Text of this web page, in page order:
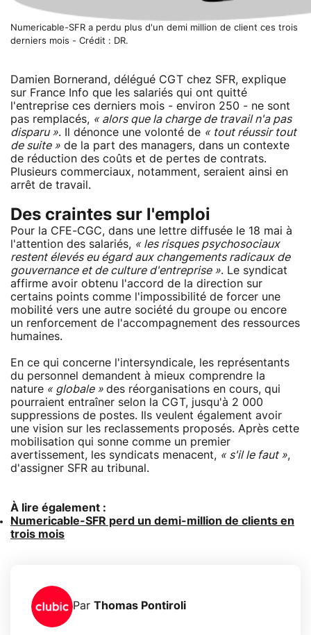
Numericable-SFR a perdu plus d'un demi million de client ces trois
derniers mois - Crédit : DR.
Damien Bornerand, délégué CGT chez SFR, explique
sur France Info que les salariés qui ont quitté
l'entreprise ces derniers mois - environ 250 - ne sont
pas remplacés, « alors que la charge de travail n'a pas
disparu ». Il dénonce une volonté de « tout réussir tout
de suite » de la part des managers, dans un contexte
de réduction des coûts et de pertes de contrats.
Plusieurs commerciaux, notamment, seraient ainsi en
arrêt de travail.
Des craintes sur l'emploi
Pour la CFE-CGC, dans une lettre diffusée le 18 mai à
l'attention des salariés, « les risques psychosociaux
restent élevés eu égard aux changements radicaux de
gouvernance et de culture d'entreprise ». Le syndicat
affirme avoir obtenu l'accord de la direction sur
certains points comme l'impossibilité de forcer une
mobilité vers une autre société du groupe ou encore
un renforcement de l'accompagnement des ressources
humaines.
En ce qui concerne l'intersyndicale, les représentants
du personnel demandent à mieux comprendre la
nature « globale » des réorganisations en cours, qui
pourraient entraîner selon la CGT, jusqu'à 2 000
suppressions de postes. Ils veulent également avoir
une vision sur les reclassements proposés. Après cette
mobilisation qui sonne comme un premier
avertissement, les syndicats menacent, « s'il le faut »,
d'assigner SFR au tribunal.
À lire également :
Numericable-SFR perd un demi-million de clients en
trois mois
Par Thomas Pontiroli